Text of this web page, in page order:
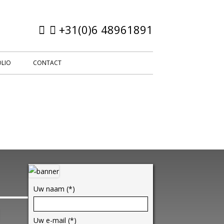
+31(0)6 48961891
CONTACT
Hoofd
sidebar
Uw naam (*)
Uw e-mail (*)